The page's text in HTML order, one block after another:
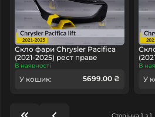
Скло фари Chrysler Pacifica
(2021-2025) рест праве
В наявності
У кошик: 5699.00 ₴
В
У